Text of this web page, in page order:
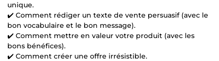
unique.
✔️ Comment rédiger un texte de vente persuasif (avec le
bon vocabulaire et le bon message).
✔️ Comment mettre en valeur votre produit (avec les
bons bénéfices).
✔️ Comment créer une offre irrésistible.